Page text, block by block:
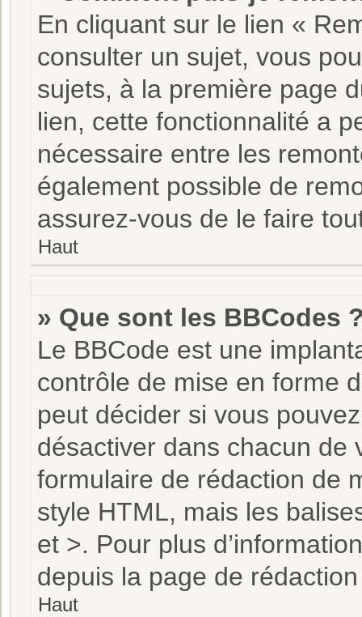
En cliquant sur le lien «
consulter un sujet, vous
sujets, à la première page
lien, cette fonctionnalité a
nécessaire entre les
également possible de
assurez-vous de le faire
Haut
» Que sont les BBCodes
Le BBCode est une
contrôle de mise en forme
peut décider si vous
désactiver dans chacun de
formulaire de rédaction de
style HTML, mais les
et >. Pour plus
depuis la page de
Haut